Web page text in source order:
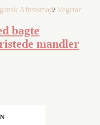
Aftensmad/ Vegetar
bagte
mandler